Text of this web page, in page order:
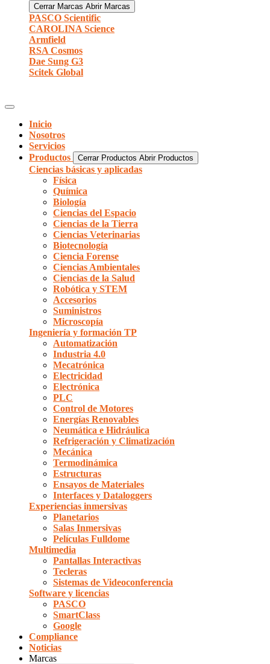
Cerrar Marcas Abrir Marcas
PASCO Scientific
CAROLINA Science
Armfield
RSA Cosmos
Dae Sung G3
Scitek Global
Inicio
Nosotros
Servicios
Productos
Cerrar Productos Abrir Productos
Ciencias básicas y aplicadas
Física
Química
Biología
Ciencias del Espacio
Ciencias de la Tierra
Ciencias Veterinarias
Biotecnología
Ciencia Forense
Ciencias Ambientales
Ciencias de la Salud
Robótica y STEM
Accesorios
Suministros
Microscopía
Ingeniería y formación TP
Automatización
Industria 4.0
Mecatrónica
Electricidad
Electrónica
PLC
Control de Motores
Energías Renovables
Neumática e Hidráulica
Refrigeración y Climatización
Mecánica
Termodinámica
Estructuras
Ensayos de Materiales
Interfaces y Dataloggers
Experiencias inmersivas
Planetarios
Salas Inmersivas
Películas Fulldome
Multimedia
Pantallas Interactivas
Tecleras
Sistemas de Videoconferencia
Software y licencias
PASCO
SmartClass
Google
Compliance
Noticias
Marcas